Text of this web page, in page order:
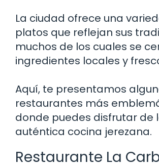
La ciudad ofrece una
platos que reflejan sus
muchos de los cuales se
ingredientes locales y
Aquí, te presentamos
restaurantes más
donde puedes disfrutar de
auténtica cocina jerezana.
Restaurante La